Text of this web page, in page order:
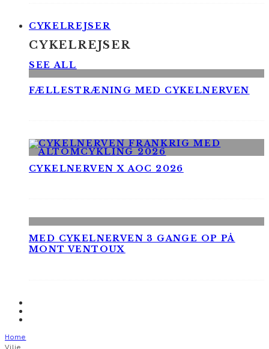
CYKELREJSER
CYKELREJSER
SEE ALL
FÆLLESTRÆNING MED CYKELNERVEN
CYKELNERVEN X AOC 2026
MED CYKELNERVEN 3 GANGE OP PÅ
MONT VENTOUX
Home
Vilje